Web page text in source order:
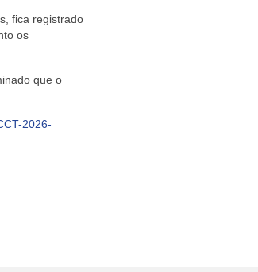
fica registrado
os
que o
2026-